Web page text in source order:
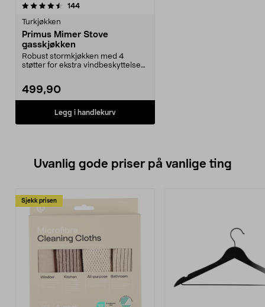
144anmeldelser
Turkjøkken
Primus Mimer Stove
gasskjøkken
Robust stormkjøkken med 4
støtter for ekstra vindbeskyttelse
499,90
Legg i handlekurv
Uvanlig gode priser på vanlige ting
Sjekk prisen